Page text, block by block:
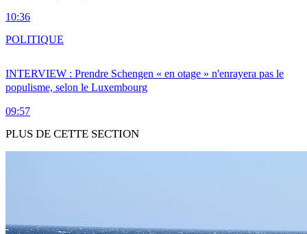
10:36
INTERVIEW : Prendre Schengen « en otage » n'enrayera pas le
populisme, selon le Luxembourg
09:57
POLITIQUE
PLUS DE CETTE SECTION